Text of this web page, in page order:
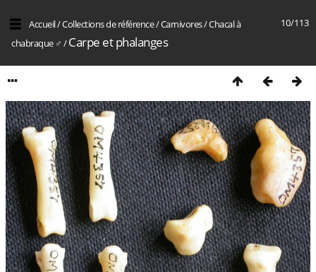
10/113
Accueil/Collections de référence/Carnivores/Chacal à
chabraque ♂ /Carpe et phalanges